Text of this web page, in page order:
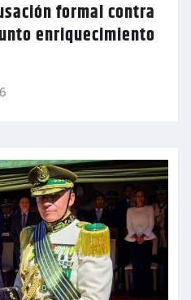
formal contra
enriquecimiento